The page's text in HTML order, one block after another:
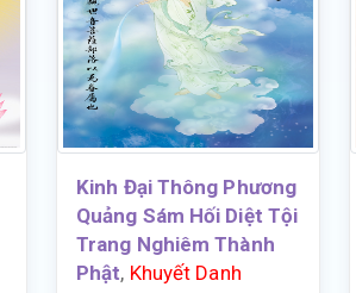
Kinh Đại Thông Phương
Quảng Sám Hối Diệt Tội
Trang Nghiêm Thành
Phật, Khuyết Danh